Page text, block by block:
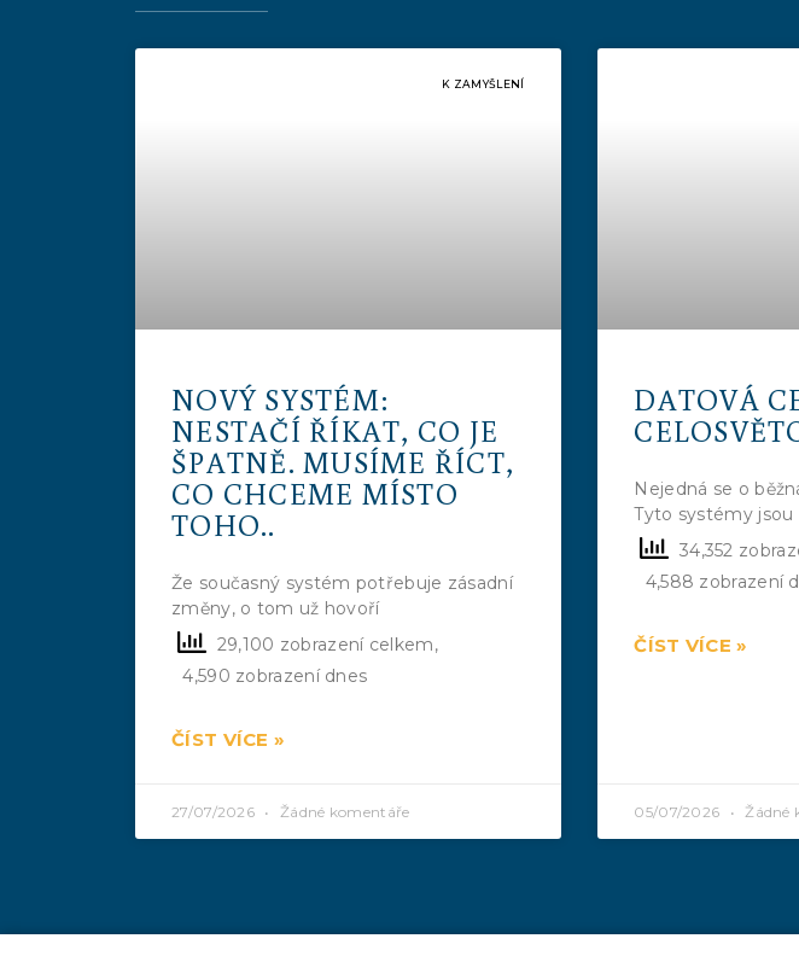
K ZAMYŠLENÍ
NOVÝ SYSTÉM:
NESTAČÍ ŘÍKAT, CO JE
ŠPATNĚ. MUSÍME ŘÍCT,
CO CHCEME MÍSTO
TOHO..
Že současný systém potřebuje zásadní
změny, o tom už hovoří
29,100 zobrazení celkem,
4,590 zobrazení dnes
ČÍST VÍCE »
27/07/2026 Žádné komentáře
DATOVÁ
Nejedná se o
Tyto systémy jsou
34,352
4,588 zobrazení
ČÍST VÍCE »
05/07/2026 Žádné